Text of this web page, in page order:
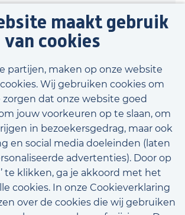
maakt gebruik
van cookies
partijen, maken op onze website
Wij gebruiken cookies om
zorgen dat onze website goed
jouw voorkeuren op te slaan, om
in bezoekersgedrag, maar ook
en social media doeleinden (laten
advertenties). Door op
te klikken, ga je akkoord met het
cookies. In onze Cookieverklaring
over de cookies die wij gebruiken
€3.520
beschikbare vacatures